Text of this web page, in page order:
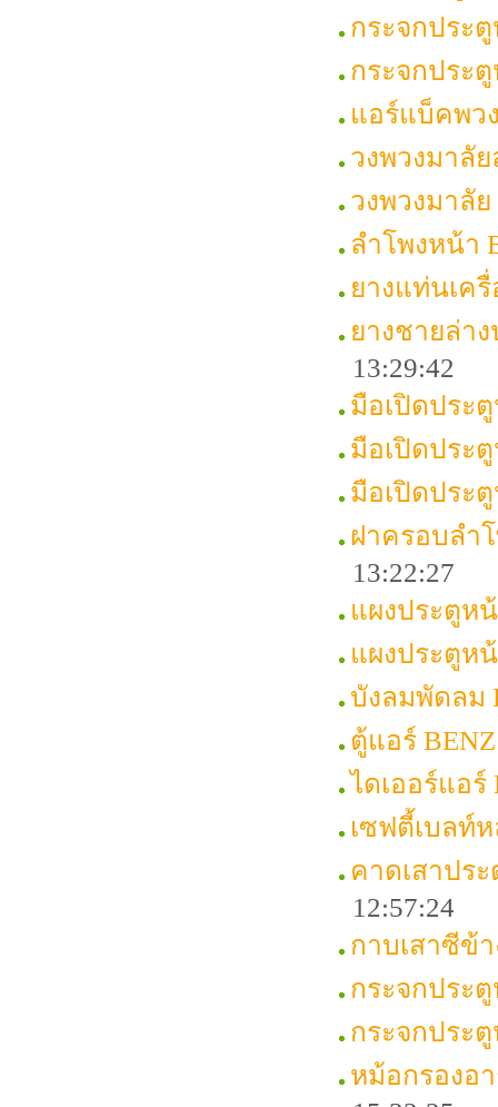
กระจกประ
กระจกประ
แอร์แบ็คพว
วงพวงมาลัย
วงพวงมาลัย
ลำโพงหน้า
ยางแท่นเครื่
ยางชายล่า
13:29:42
มือเปิดประ
มือเปิดประ
มือเปิดประ
ฝาครอบลำ
13:22:27
แผงประตูห
แผงประตูห
บังลมพัดลม
ตู้แอร์
ไดเออร์แอร์
เซฟตี้เบลท์
คาดเสาปร
12:57:24
กาบเสาซีข้
กระจกประ
กระจกประ
หม้อกรองอ